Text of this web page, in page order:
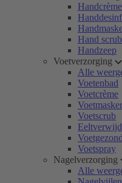
Handcrème
Hand
Handzeep
Voetverzorging
Alle
Voetenbad
Voetcrème
Voetscrub
Voetspray
Nagelverzorging
Alle